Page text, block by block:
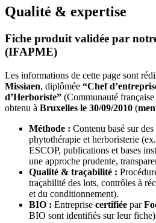
Qualité & expertise
Fiche produit validée par
(IFAPME)
Les informations de cette page sont
Missiaen, diplômée “Chef
d’Herboriste” (Communauté
obtenu à Bruxelles le 30/09/2010 (
Méthode : Contenu basé sur
phytothérapie et herboristerie
ESCOP, publications et bases
une approche prudente,
Qualité & traçabilité :
traçabilité des lots, contrôles à
et du conditionnement).
BIO : Entreprise certifiée par
BIO sont identifiés sur leur